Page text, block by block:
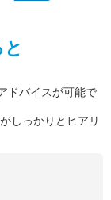
ドバイスが可能で
しっかりとヒアリ